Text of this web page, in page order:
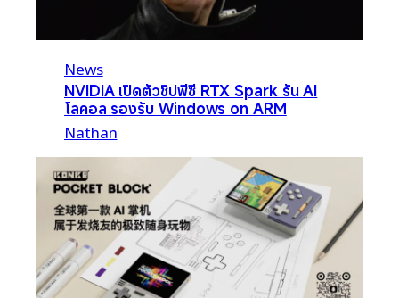
News
NVIDIA เปิดตัวชิปพีซี RTX Spark รัน AI
โลคอล รองรับ Windows on ARM
Nathan